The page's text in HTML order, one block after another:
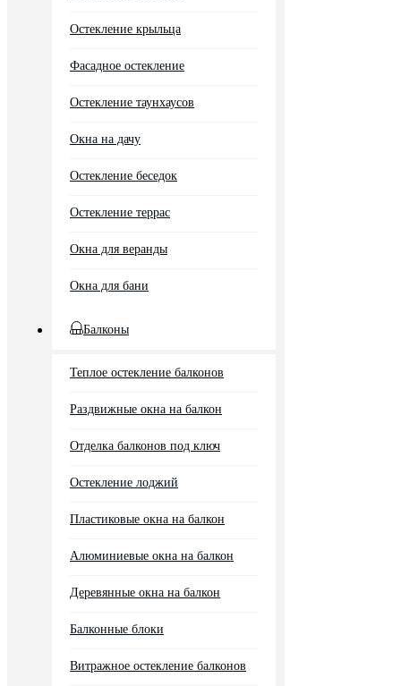
Остекление крыльца
Фасадное остекление
Остекление таунхаусов
Окна на дачу
Остекление беседок
Остекление террас
Окна для веранды
Окна для бани
Балконы
Теплое остекление балконов
Раздвижные окна на балкон
Отделка балконов под ключ
Остекление лоджий
Пластиковые окна на балкон
Алюминиевые окна на балкон
Деревянные окна на балкон
Балконные блоки
Витражное остекление балконов